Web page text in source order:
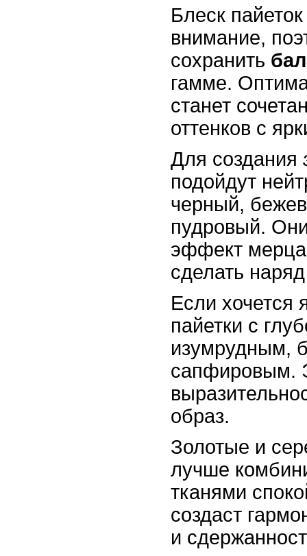
Блеск
внимание,
сохранить
гамме.
станет
оттенков с
Для создания
подойдут
черный,
пудровый.
эффект
сделать
Если хочется
пайетки с
изумрудным,
сапфировым.
образ.
Золотые и
лучше
тканями
создаст
и